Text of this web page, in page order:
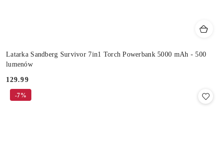
Latarka Sandberg Survivor 7in1 Torch Powerbank 5000 mAh - 500
lumenów
Cena:
129.99
-7%